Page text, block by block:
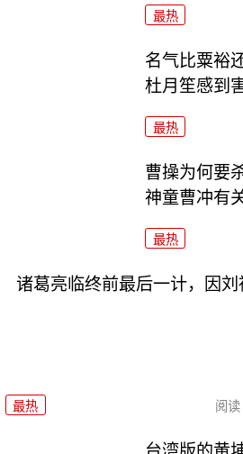
最热
名气比粟裕
杜月笙感到
最热
曹操为何要
神童曹冲有
最热
诸葛亮临终前最后一计，因
最热 阅读